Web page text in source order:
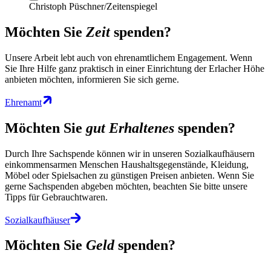
Christoph Püschner/Zeitenspiegel
Möchten Sie Zeitspenden?
Unsere Arbeit lebt auch von ehrenamtlichem Engagement. Wenn
Sie Ihre Hilfe ganz praktisch in einer Einrichtung der Erlacher Höhe
anbieten möchten, informieren Sie sich gerne.
Ehrenamt
Möchten Sie gut Erhaltenes spenden?
Durch Ihre Sachspende können wir in unseren Sozialkaufhäusern
einkommensarmen Menschen Haushaltsgegenstände, Kleidung,
Möbel oder Spielsachen zu günstigen Preisen anbieten. Wenn Sie
gerne Sachspenden abgeben möchten, beachten Sie bitte unsere
Tipps für Gebrauchtwaren.
Sozialkaufhäuser
Möchten Sie Geldspenden?